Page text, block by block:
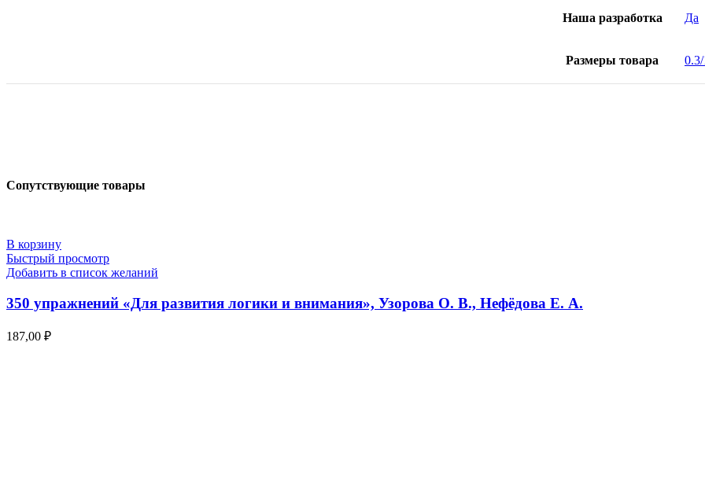
Наша разработка Да
Размеры товара
Сопутствующие товары
В корзину
Быстрый просмотр
Добавить в список желаний
350 упражнений «Для развития логики и внимания», Узорова О. В., Нефёдова Е. А.
187,00 ₽